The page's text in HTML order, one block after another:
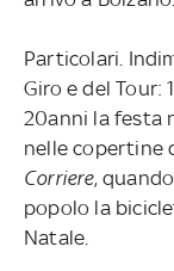
Particolari.
Giro e del Tour:
20anni la festa
nelle copertine
Corriere,
popolo la
Natale.